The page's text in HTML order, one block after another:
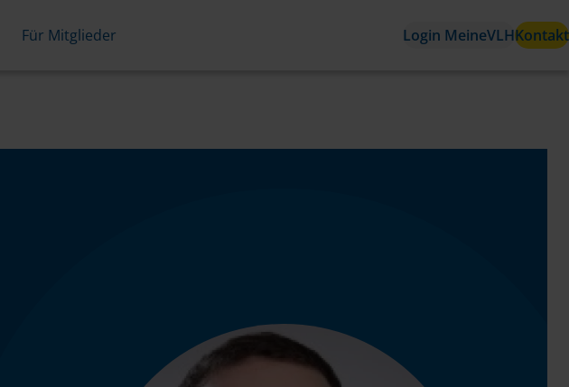
Für Mitglieder Login MeineVLHKontakt